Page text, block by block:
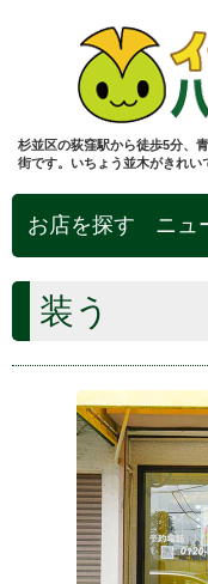
杉並区の荻窪駅から徒歩5分、
街です。いちょう並木がきれい
お店を探す ニュ
装う